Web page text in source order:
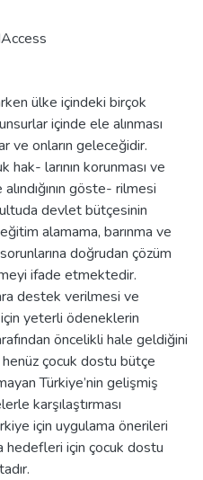
ülke içindeki birçok
içinde ele alınması
ve onların geleceğidir.
hak- larının korunması ve
göste- rilmesi
devlet bütçesinin
alamama, barınma ve
doğrudan çözüm
ifade etmektedir.
destek verilmesi ve
için yeterli ödeneklerin
öncelikli hale geldiğini
çocuk dostu bütçe
Türkiye’nin gelişmiş
karşılaştırması
için uygulama önerileri
hedefleri için çocuk dostu